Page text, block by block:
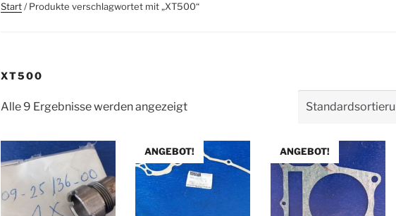
Start/ Produkte verschlagwortet mit „XT500“
XT500
Alle 9 Ergebnisse werden angezeigt
ANGEBOT! ANGEBOT!